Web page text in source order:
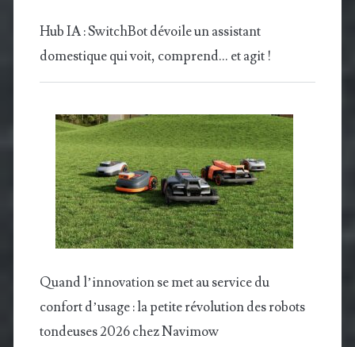
Hub IA : SwitchBot dévoile un assistant
domestique qui voit, comprend… et agit !
Quand l’innovation se met au service du
confort d’usage : la petite révolution des robots
tondeuses 2026 chez Navimow